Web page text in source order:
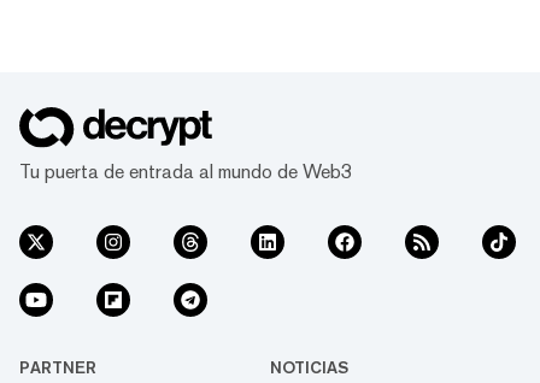
Tu puerta de entrada al mundo de Web3
PARTNER NOTICIAS